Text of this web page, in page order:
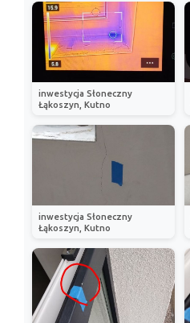
inwestycja Słoneczny
Łąkoszyn, Kutno
inwestycja Słoneczny
Łąkoszyn, Kutno